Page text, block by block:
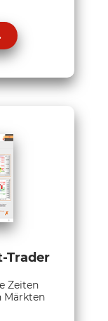
Trader
Zeiten
Märkten